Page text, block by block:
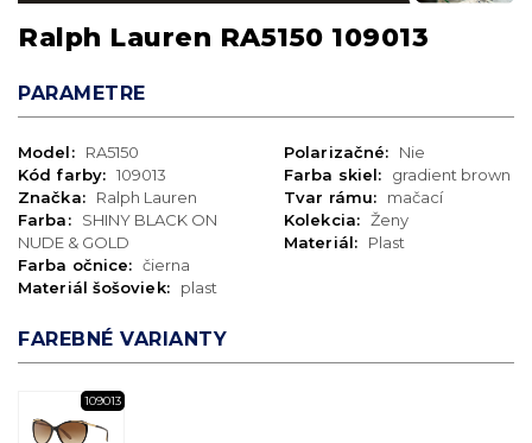
Ralph Lauren RA5150 109013
PARAMETRE
Model:
RA5150
Kód farby: 109013
Značka:
Ralph Lauren
Farba:
SHINY BLACK ON
NUDE & GOLD
Farba očnice: čierna
Materiál šošoviek:
plast
Polarizačné:
Nie
Farba skiel:
gradient brown
Tvar rámu:
mačací
Kolekcia: Ženy
Materiál:
Plast
FAREBNÉ VARIANTY
109013